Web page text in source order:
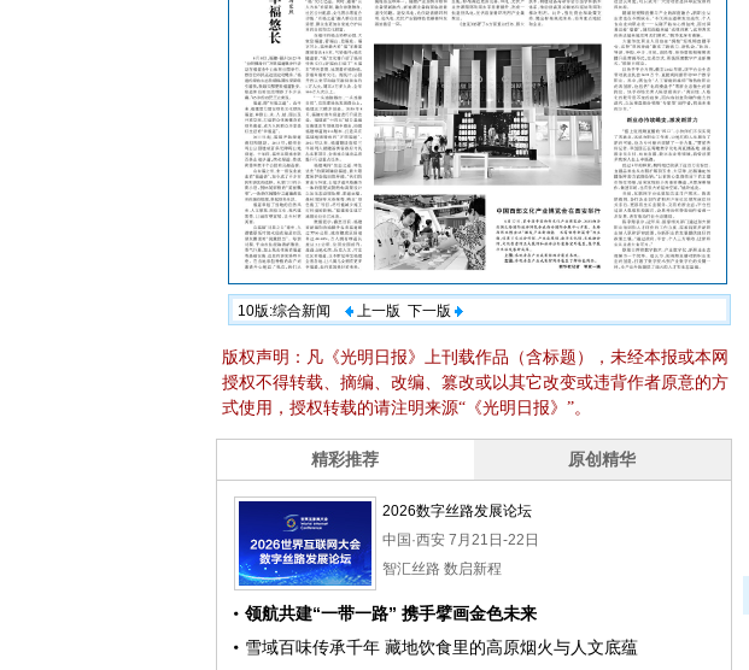
10版:综合新闻 上一版 下一版
版权声明：凡《光明日报》上刊载作品（含标题），未经本报或本网
授权不得转载、摘编、改编、篡改或以其它改变或违背作者原意的方
式使用，授权转载的请注明来源“《光明日报》”。